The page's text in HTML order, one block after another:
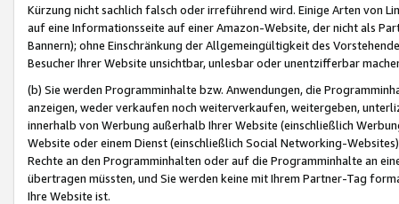
Kürzung nicht sachlich falsch oder irreführend wird. Einige Arten von
auf eine Informationsseite auf einer Amazon-Website, der nicht als
Bannern); ohne Einschränkung der Allgemeingültigkeit des
Besucher Ihrer Website unsichtbar, unlesbar oder unentzifferbar
(b) Sie werden Programminhalte bzw. Anwendungen, die
anzeigen, weder verkaufen noch weiterverkaufen, weitergeben,
innerhalb von Werbung außerhalb Ihrer Website (einschließlich
Website oder einem Dienst (einschließlich Social Networking-
Rechte an den Programminhalten oder auf die Programminhalte an
übertragen müssten, und Sie werden keine mit Ihrem Partner-Tag
Ihre Website ist.